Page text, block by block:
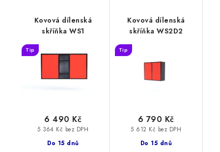
Kovová dílenská
skříňka WS1
Tip
Do 15 dnů
5 364 Kč bez DPH
6 490 Kč
Kovová dílenská
skříňka WS2D2
Tip
Do 15 dnů
5 612 Kč bez DPH
6 790 Kč